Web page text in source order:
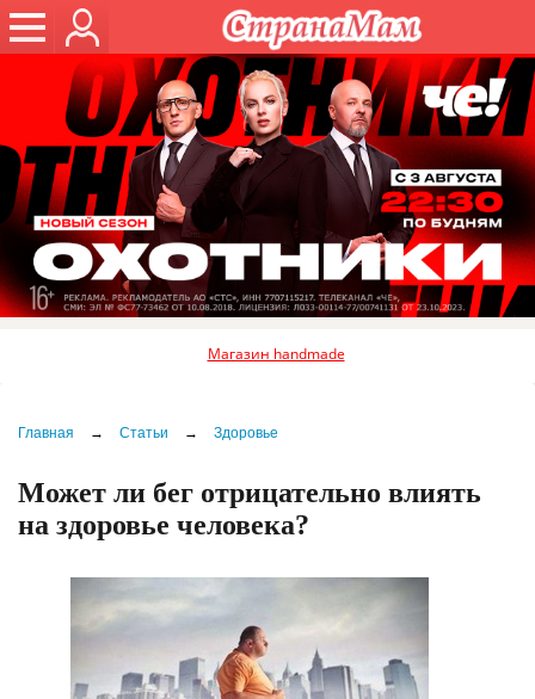
Магазин handmade
Главная → Статьи → Здоровье
Может ли бег отрицательно влиять
на здоровье человека?